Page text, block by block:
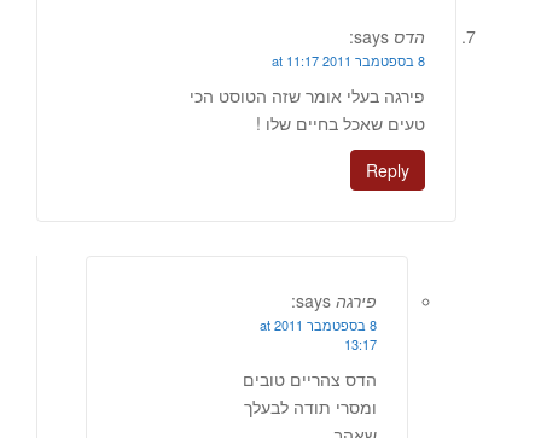
הדס says:
8 בספטמבר 2011 at 11:17
פירגה בעלי אומר שזה הטוסט הכי
טעים שאכל בחיים שלו !
Reply
פירגה says:
8 בספטמבר 2011 at
13:17
הדס צהריים טובים
ומסרי תודה לבעלך